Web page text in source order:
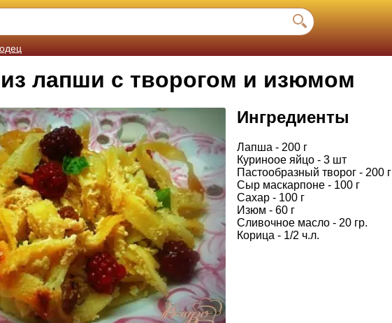
из лапши с творогом и изюмом
Ингредиенты
Лапша - 200 г
Куриноое яйцо - 3 шт
Пастообразный творог - 200 г
Сыр маскарпоне - 100 г
Сахар - 100 г
Изюм - 60 г
Сливочное масло - 20 гр.
Корица - 1/2 ч.л.